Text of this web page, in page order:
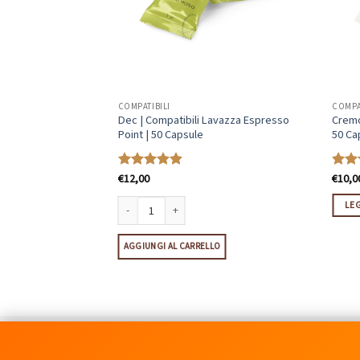
COMPATIBILI
Dec | Compatibili Lavazza Espresso
Point | 50 Capsule
Valutato
€12,00
Dec | Compatibili Lavazza Espresso Point | 50 Capsule
AGGIUNGI AL CARRELLO
50
€
A Modo Mio | 50 Capsule quantità